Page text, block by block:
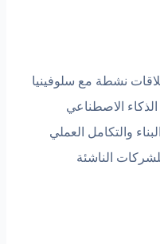
مع سلوفينيا
الاصطناعي
العملي
الناشئة